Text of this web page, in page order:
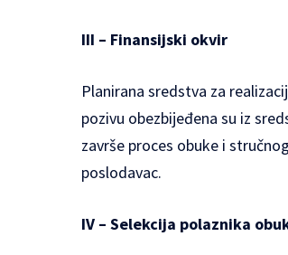
III – Finansijski okvir
Planirana sredstva za
pozivu obezbijeđena su iz
završe proces obuke i
poslodavac.
IV – Selekcija polaznika